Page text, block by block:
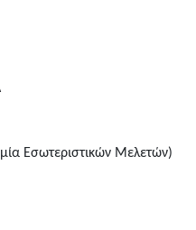
Εσωτεριστικών Μελετών)